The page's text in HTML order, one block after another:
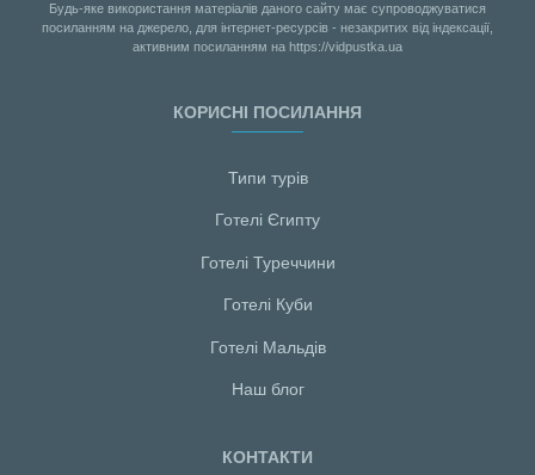
Будь-яке використання матеріалів даного сайту має супроводжуватися
посиланням на джерело, для інтернет-ресурсів - незакритих від індексації,
активним посиланням на https://vidpustka.ua
КОРИСНІ ПОСИЛАННЯ
Типи турів
Готелі Єгипту
Готелі Туреччини
Готелі Куби
Готелі Мальдiв
Наш блог
КОНТАКТИ